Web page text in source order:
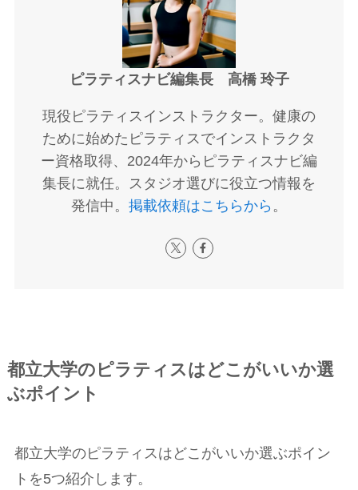
ピラティスナビ編集長 高橋 玲子
現役ピラティスインストラクター。健康の
ために始めたピラティスでインストラクタ
ー資格取得、2024年からピラティスナビ編
集長に就任。スタジオ選びに役立つ情報を
発信中。 掲載依頼はこちらから 。
都立大学のピラティスはどこがいいか選
ぶポイント
都立大学のピラティスはどこがいいか選ぶポイン
トを5つ紹介します。